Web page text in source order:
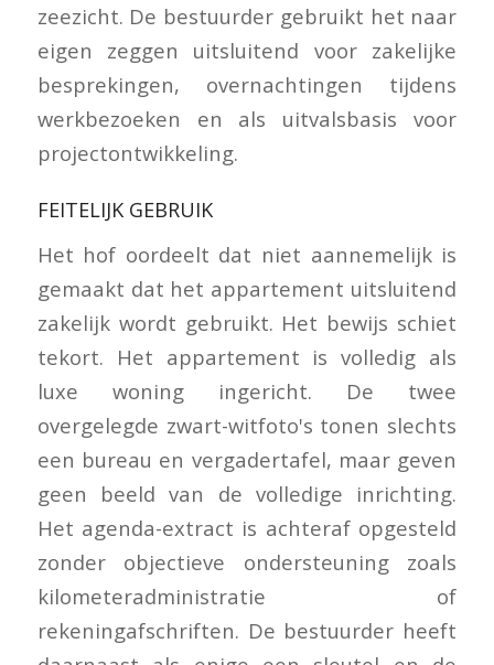
zeezicht. De bestuurder gebruikt het naar
eigen zeggen uitsluitend voor zakelijke
besprekingen, overnachtingen tijdens
werkbezoeken en als uitvalsbasis voor
projectontwikkeling.
FEITELIJK GEBRUIK
Het hof oordeelt dat niet aannemelijk is
gemaakt dat het appartement uitsluitend
zakelijk wordt gebruikt. Het bewijs schiet
tekort. Het appartement is volledig als
luxe woning ingericht. De twee
overgelegde zwart-witfoto's tonen slechts
een bureau en vergadertafel, maar geven
geen beeld van de volledige inrichting.
Het agenda-extract is achteraf opgesteld
zonder objectieve ondersteuning zoals
kilometeradministratie of
rekeningafschriften. De bestuurder heeft